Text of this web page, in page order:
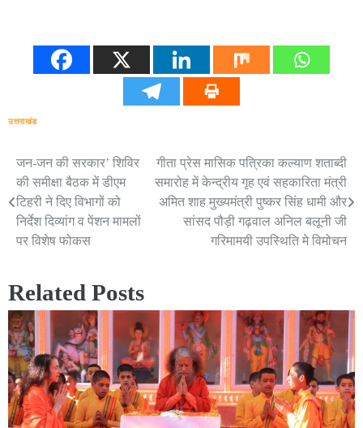
उत्तराखंड
Post
navigation
जन-जन की सरकार’ शिविर
की समीक्षा बैठक में डीएम
टिहरी ने दिए विभागों को
निर्देश दिव्यांग व पेंशन मामलों
पर विशेष फोकस
गीता प्रेस मासिक पत्रिका कल्याण शताब्दी
समारोह में केन्द्रीय गृह एवं सहकारिता मंत्री
अमित शाह मुख्यमंत्री पुष्कर सिंह धामी और
सांसद पौड़ी गढ़वाल अनिल बलूनी जी
गरिमामयी उपस्थिति मे विमोचन
Related Posts